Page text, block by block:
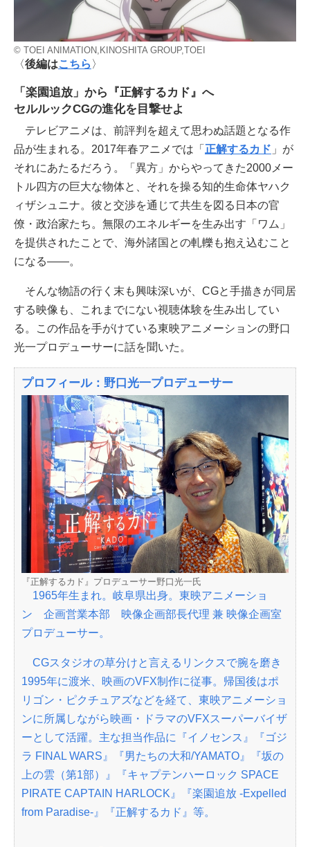
© TOEI ANIMATION,KINOSHITA GROUP,TOEI
〈後編はこちら 〉
「楽園追放」から『正解するカド』へ
セルルックCGの進化を目撃せよ
テレビアニメは、前評判を超えて思わぬ話題となる作
品が生まれる。2017年春アニメでは「 正解するカド 」が
それにあたるだろう。「異方」からやってきた2000メー
トル四方の巨大な物体と、それを操る知的生命体ヤハク
ィザシュニナ。彼と交渉を通じて共生を図る日本の官
僚・政治家たち。無限のエネルギーを生み出す「ワム」
を提供されたことで、海外諸国との軋轢も抱え込むこと
になる――。
そんな物語の行く末も興味深いが、CGと手描きが同居
する映像も、これまでにない視聴体験を生み出してい
る。この作品を手がけている東映アニメーションの野口
光一プロデューサーに話を聞いた。
プロフィール：野口光一プロデューサー
『正解するカド』プロデューサー野口光一氏
1965年生まれ。岐阜県出身。東映アニメーショ
ン 企画営業本部 映像企画部長代理 兼 映像企画室
プロデューサー。
CGスタジオの草分けと言えるリンクスで腕を磨き
1995年に渡米、映画のVFX制作に従事。帰国後はポ
リゴン・ピクチュアズなどを経て、東映アニメーショ
ンに所属しながら映画・ドラマのVFXスーパーバイザ
ーとして活躍。主な担当作品に『イノセンス』『ゴジ
ラ FINAL WARS』『男たちの大和/YAMATO』『坂の
上の雲（第1部）』『キャプテンハーロック SPACE
PIRATE CAPTAIN HARLOCK』『楽園追放 -Expelled
from Paradise-』『正解するカド』等。